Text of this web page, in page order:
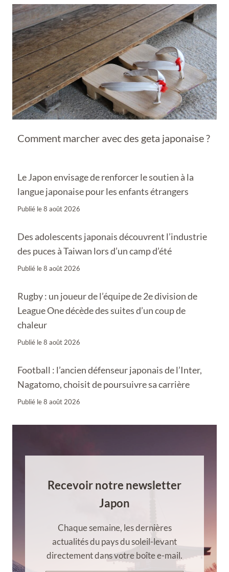
Comment marcher avec des geta japonaise ?
Le Japon envisage de renforcer le soutien à la
langue japonaise pour les enfants étrangers
Publié le8 août 2026
Des adolescents japonais découvrent l’industrie
des puces à Taiwan lors d’un camp d’été
Publié le8 août 2026
Rugby : un joueur de l’équipe de 2e division de
League One décède des suites d’un coup de
chaleur
Publié le8 août 2026
Football : l’ancien défenseur japonais de l’Inter,
Nagatomo, choisit de poursuivre sa carrière
Publié le8 août 2026
Recevoir notre newsletter
Japon
Chaque semaine, les dernières
actualités du pays du soleil-levant
directement dans votre boîte e-mail.